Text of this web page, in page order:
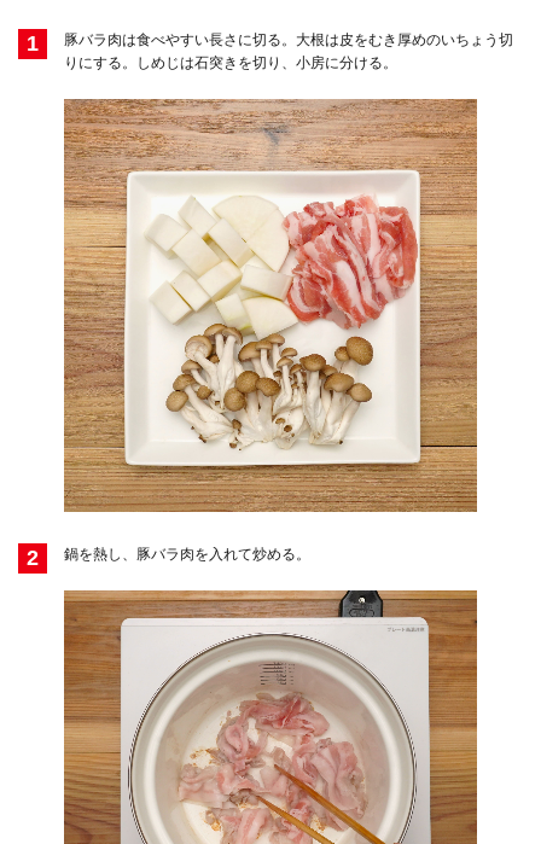
1
豚バラ肉は食べやすい長さに切る。大根は皮をむき厚めのいちょう切
りにする。しめじは石突きを切り、小房に分ける。
2 鍋を熱し、豚バラ肉を入れて炒める。